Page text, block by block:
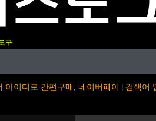
구
아이디로 간편구매, 네이버페이 | 검색어